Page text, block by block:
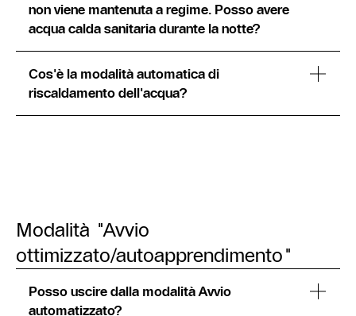
non viene mantenuta a regime. Posso avere
acqua calda sanitaria durante la notte?
Cos'è la modalità automatica di
riscaldamento dell'acqua?
Modalità "Avvio
ottimizzato/autoapprendimento"
Posso uscire dalla modalità Avvio
automatizzato?